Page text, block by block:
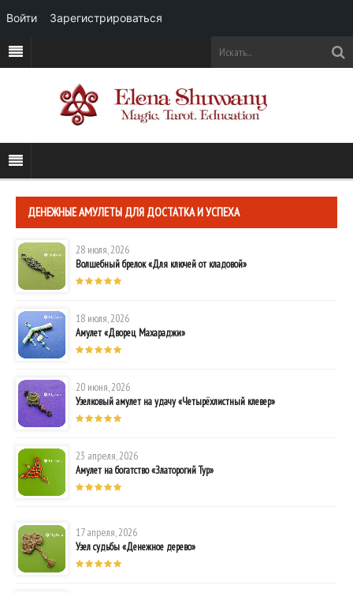
ДЕНЕЖНЫЕ АМУЛЕТЫ ДЛЯ ДОСТАТКА И УСПЕХА
28 июля, 2026
Волшебный брелок «Для ключей от кладовой»
18 июля, 2026
Амулет «Дворец Махараджи»
20 июня, 2026
Узелковый амулет на удачу «Четырёхлистный клевер»
23 апреля, 2026
Амулет на богатство «Златорогий Тур»
17 апреля, 2026
Узел судьбы «Денежное дерево»
Войти Зарегистрироваться